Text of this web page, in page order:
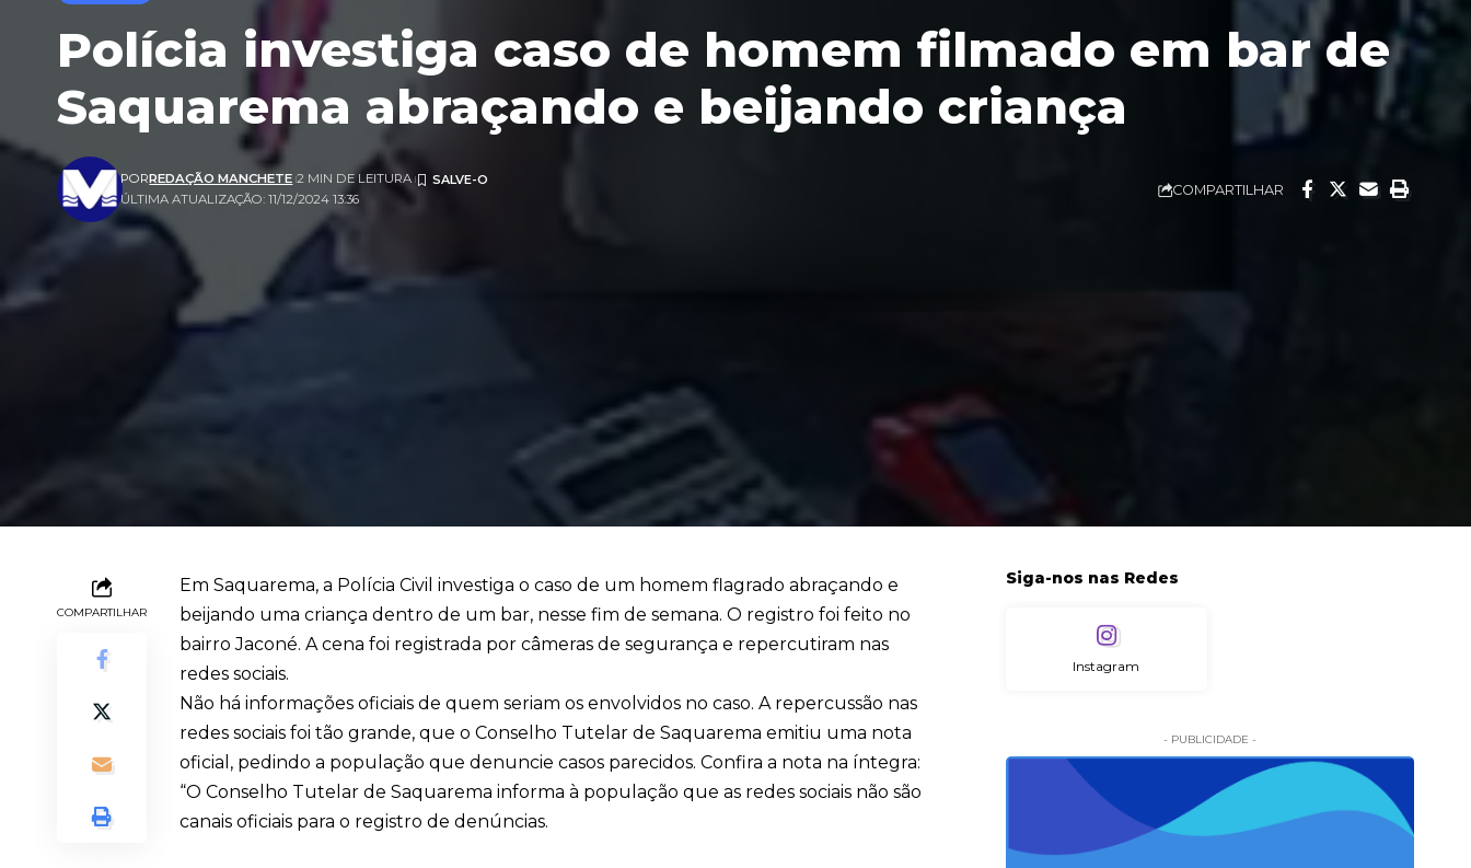
Polícia investiga caso de homem filmado em bar de
Saquarema abraçando e beijando criança
ÚLTIMA ATUALIZAÇÃO: 11/12/2024 13:36
PORREDAÇÃO MANCHETE 2 MIN DE LEITURA
COMPARTILHAR
COMPARTILHAR
Em Saquarema, a Polícia Civil investiga o caso de um homem flagrado abraçando e
beijando uma criança dentro de um bar, nesse fim de semana. O registro foi feito no
bairro Jaconé. A cena foi registrada por câmeras de segurança e repercutiram nas
redes sociais.
Não há informações oficiais de quem seriam os envolvidos no caso. A repercussão nas
redes sociais foi tão grande, que o Conselho Tutelar de Saquarema emitiu uma nota
oficial, pedindo a população que denuncie casos parecidos. Confira a nota na íntegra:
“O Conselho Tutelar de Saquarema informa à população que as redes sociais não são
canais oficiais para o registro de denúncias.
Siga-nos nas Redes
Instagram
- PUBLICIDADE -